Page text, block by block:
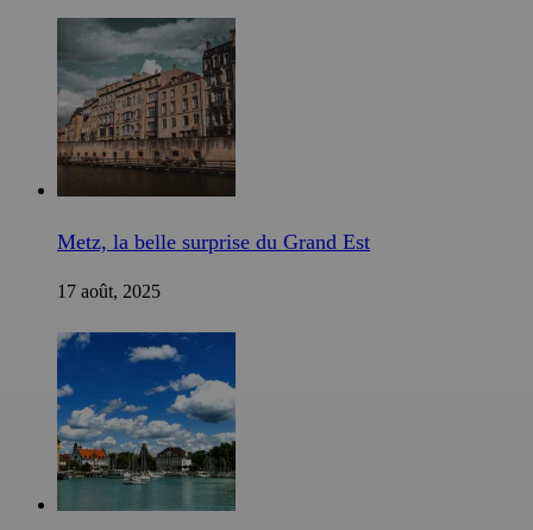
Metz, la belle surprise du Grand Est
17 août, 2025